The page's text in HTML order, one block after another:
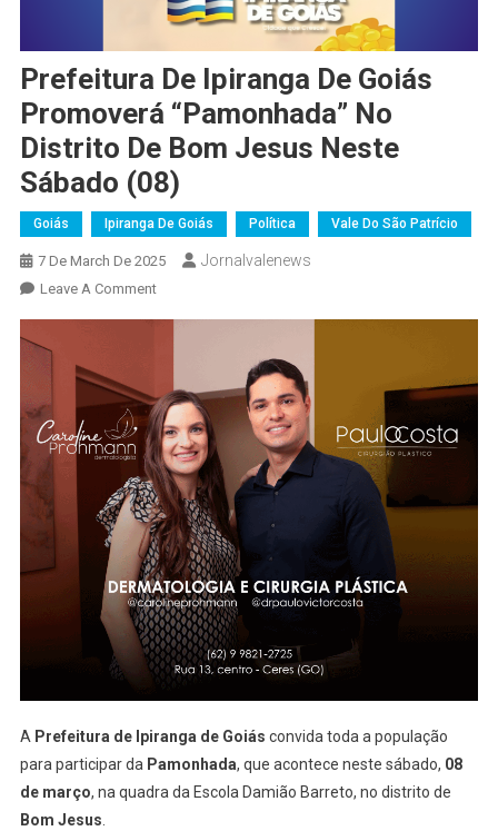
Prefeitura De Ipiranga De Goiás
Promoverá “Pamonhada” No
Distrito De Bom Jesus Neste
Sábado (08)
Goiás Ipiranga De Goiás Política Vale Do São Patrício
7 De March De 2025 Jornalvalenews
Leave A CommentOn
De
Goiás
Promoverá
“Pamonhada”
No
Distrito
De
Bom
Jesus
Neste
Sábado
(08)
A Prefeitura de Ipiranga de Goiás convida toda a população
para participar da Pamonhada, que acontece neste sábado, 08
de março, na quadra da Escola Damião Barreto, no distrito de
Bom Jesus